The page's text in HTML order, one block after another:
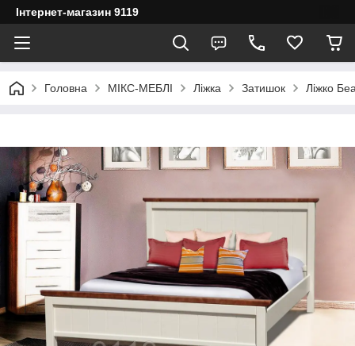
Інтернет-магазин 9119
Головна МІКС-МЕБЛІ Ліжка Затишок Ліжко